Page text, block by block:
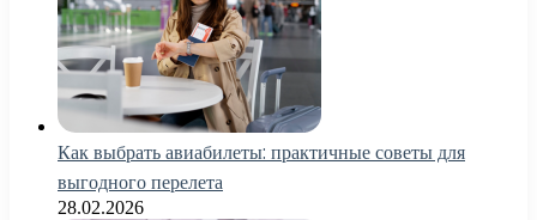
Как выбрать авиабилеты: практичные советы для
выгодного перелета
28.02.2026